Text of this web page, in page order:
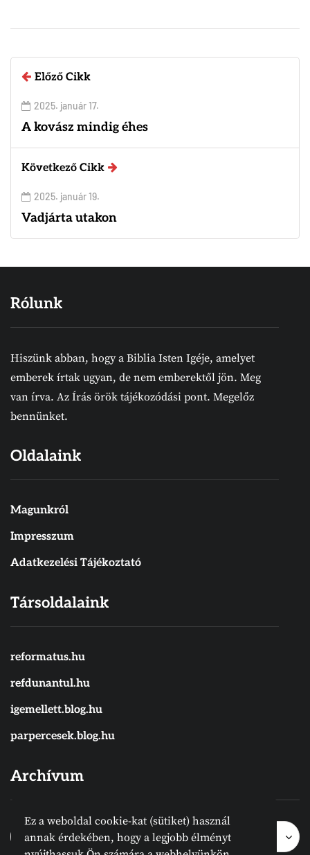
Előző Cikk
2025. január 17.
A kovász mindig éhes
Következő Cikk
2025. január 19.
Vadjárta utakon
Rólunk
Hiszünk abban, hogy a Biblia Isten Igéje, amelyet
emberek írtak ugyan, de nem emberektől jön. Meg
van írva. Az Írás örök tájékozódási pont. Megelőz
bennünket.
Oldalaink
Magunkról
Impresszum
Adatkezelési Tájékoztató
Társoldalaink
reformatus.hu
refdunantul.hu
igemellett.blog.hu
parpercesek.blog.hu
Archívum
Archívum
Hónap kijelölése
Archívum
Ez a weboldal cookie-kat (sütiket) használ
annak érdekében, hogy a legjobb élményt